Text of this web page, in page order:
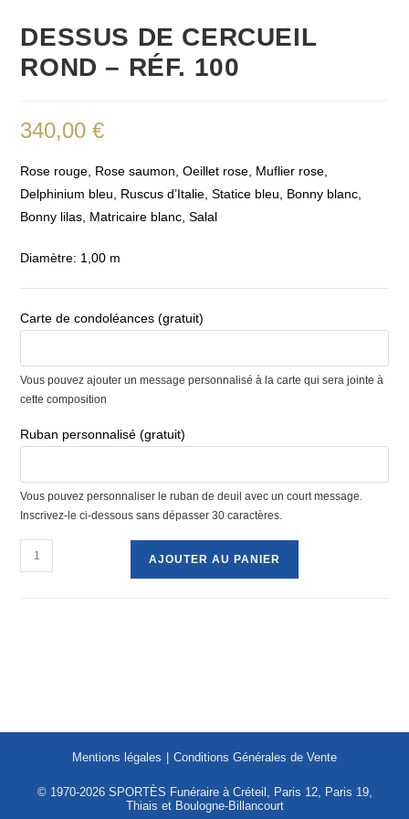
DESSUS DE CERCUEIL
ROND – RÉF. 100
340,00€
Rose rouge, Rose saumon, Oeillet rose, Muflier rose,
Delphinium bleu, Ruscus d’Italie, Statice bleu, Bonny blanc,
Bonny lilas, Matricaire blanc, Salal
Diamètre: 1,00 m
Carte de condoléances (gratuit)
Vous pouvez ajouter un message personnalisé à la carte qui sera jointe à
cette composition
Ruban personnalisé (gratuit)
Vous pouvez personnaliser le ruban de deuil avec un court message.
Inscrivez-le ci-dessous sans dépasser 30 caractères.
quantité
de
100
AJOUTER AU PANIER
Mentions légales Conditions Générales de Vente
© 1970-2026 SPORTÈS Funéraire à Créteil, Paris 12, Paris 19,
Thiais et Boulogne-Billancourt